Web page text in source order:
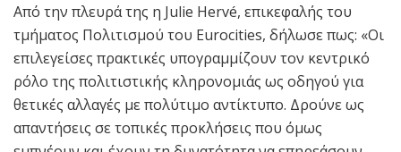
Από την πλευρά της η Julie Hervé, επικεφαλής του
τμήματος Πολιτισμού του Eurocities, δήλωσε πως: «Οι
επιλεγείσες πρακτικές υπογραμμίζουν τον κεντρικό
ρόλο της πολιτιστικής κληρονομιάς ως οδηγού για
θετικές αλλαγές με πολύτιμο αντίκτυπο. Δρούνε ως
απαντήσεις σε τοπικές προκλήσεις που όμως